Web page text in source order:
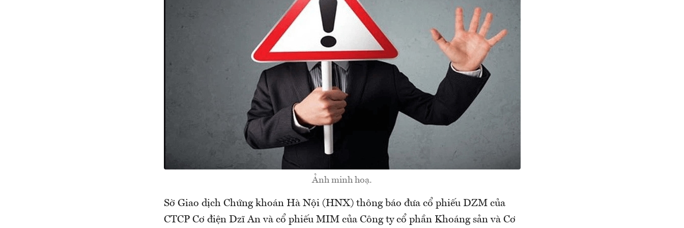
Ảnh minh hoạ.
Sờ Giao dịch Chứng khoán Hà Nội (HNX) thông báo đưa cổ phiếu DZM của
CTCP Cơ điện Dzĩ An và cổ phiếu MIM của Công ty cổ phần Khoáng sản và Cơ